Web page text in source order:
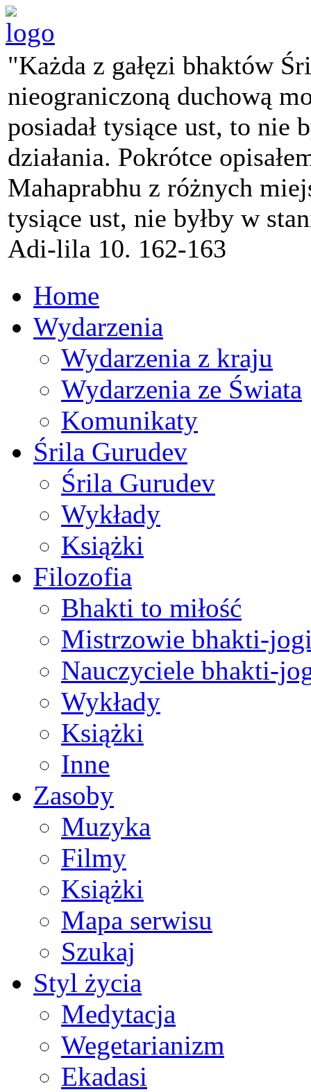
"Każda z gałęzi bhaktów
nieograniczoną duchową
posiadał tysiące ust, to nie
działania. Pokrótce
Mahaprabhu z różnych
tysiące ust, nie byłby w
Adi-lila 10. 162-163
Home
Wydarzenia
Wydarzenia z kraju
Wydarzenia ze Świata
Komunikaty
Śrila Gurudev
Śrila Gurudev
Wykłady
Książki
Filozofia
Bhakti to miłość
Mistrzowie bhakti-
Nauczyciele bhakti-
Wykłady
Książki
Inne
Zasoby
Muzyka
Filmy
Książki
Mapa serwisu
Szukaj
Styl życia
Medytacja
Wegetarianizm
Ekadasi